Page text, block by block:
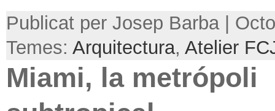
Publicat per Josep Barba |
Temes: Arquitectura, Atelier
Miami, la metrópoli